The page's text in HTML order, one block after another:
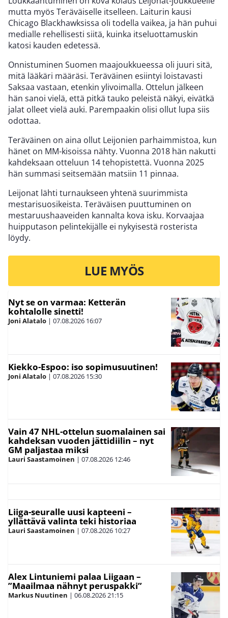
mutta myös Teräväiselle itselleen. Laiturin kausi
Chicago Blackhawksissa oli todella vaikea, ja hän puhui
medialle rehellisesti siitä, kuinka itseluottamuskin
katosi kauden edetessä.
Onnistuminen Suomen maajoukkueessa oli juuri sitä,
mitä lääkäri määräsi. Teräväinen esiintyi loistavasti
Saksaa vastaan, etenkin ylivoimalla. Ottelun jälkeen
hän sanoi vielä, että pitkä tauko peleistä näkyi, eivätkä
jalat olleet vielä auki. Parempaakin olisi ollut lupa siis
odottaa.
Teräväinen on aina ollut Leijonien parhaimmistoa, kun
hänet on MM-kisoissa nähty. Vuonna 2018 hän nakutti
kahdeksaan otteluun 14 tehopistettä. Vuonna 2025
hän summasi seitsemään matsiin 11 pinnaa.
Leijonat lähti turnaukseen yhtenä suurimmista
mestarisuosikeista. Teräväisen puuttuminen on
mestaruushaaveiden kannalta kova isku. Korvaajaa
huipputason pelintekijälle ei nykyisestä rosterista
löydy.
LUE MYÖS
Nyt se on varmaa: Ketterän
kohtalolle sinetti!
Joni Alatalo | 07.08.2026 16:07
Kiekko-Espoo: iso sopimusuutinen!
Joni Alatalo | 07.08.2026 15:30
Vain 47 NHL-ottelun suomalainen sai
kahdeksan vuoden jättidiilin – nyt
GM paljastaa miksi
Lauri Saastamoinen | 07.08.2026 12:46
Liiga-seuralle uusi kapteeni –
yllättävä valinta teki historiaa
Lauri Saastamoinen | 07.08.2026 10:27
Alex Lintuniemi palaa Liigaan –
”Maailmaa nähnyt peruspakki”
Markus Nuutinen | 06.08.202621:15